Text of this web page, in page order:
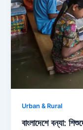
Urban & Rural
বাংলাদেশে বন্যা: